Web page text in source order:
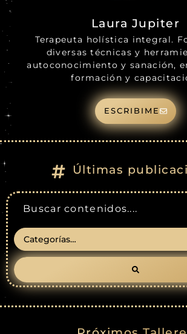
Laura Jupiter
Terapeuta holística integral.
diversas técnicas y
autoconocimiento y sanación,
formación y
ESCRIBIME
Últimas